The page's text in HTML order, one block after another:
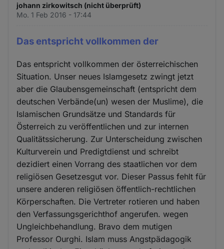
johann zirkowitsch (nicht überprüft)
Mo. 1 Feb 2016 - 17:44
Das entspricht vollkommen der
Das entspricht vollkommen der österreichischen
Situation. Unser neues Islamgesetz zwingt jetzt
aber die Glaubensgemeinschaft (entspricht dem
deutschen Verbände(un) wesen der Muslime), die
Islamischen Grundsätze und Standards für
Österreich zu veröffentlichen und zur internen
Qualitätssicherung. Zur Unterscheidung zwischen
Kulturverein und Predigtdienst und schreibt
dezidiert einen Vorrang des staatlichen vor dem
religiösen Gesetzesgut vor. Dieser Passus fehlt für
unsere anderen religiösen öffentlich-rechtlichen
Körperschaften. Die Vertreter rotieren und haben
den Verfassungsgerichthof angerufen. wegen
Ungleichbehandlung. Bravo dem mutigen
Professor Ourghi. Islam muss Angstpädagogik